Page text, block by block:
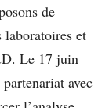
de
laboratoires et
Le 17 juin
avec